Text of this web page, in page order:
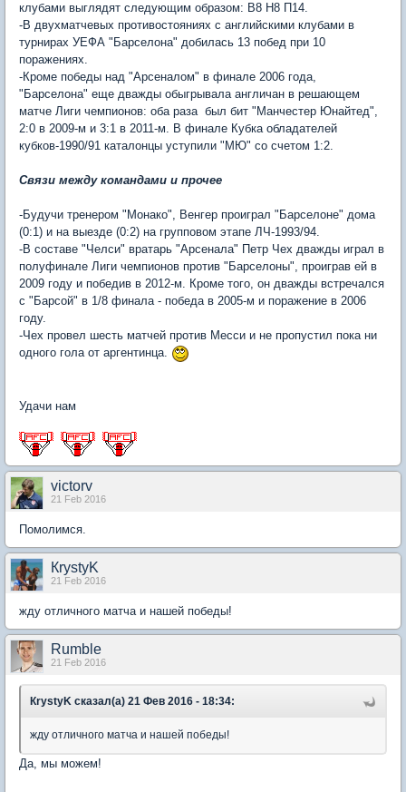
клубами выглядят следующим образом: В8 Н8 П14.
-В двухматчевых противостояниях с английскими клубами в
турнирах УЕФА "Барселона" добилась 13 побед при 10
поражениях.
-Кроме победы над "Арсеналом" в финале 2006 года,
"Барселона" еще дважды обыгрывала англичан в решающем
матче Лиги чемпионов: оба раза был бит "Манчестер Юнайтед",
2:0 в 2009-м и 3:1 в 2011-м. В финале Кубка обладателей
кубков-1990/91 каталонцы уступили "МЮ" со счетом 1:2.
Связи между командами и прочее
-Будучи тренером "Монако", Венгер проиграл "Барселоне" дома
(0:1) и на выезде (0:2) на групповом этапе ЛЧ-1993/94.
-В составе "Челси" вратарь "Арсенала" Петр Чех дважды играл в
полуфинале Лиги чемпионов против "Барселоны", проиграв ей в
2009 году и победив в 2012-м. Кроме того, он дважды встречался
с "Барсой" в 1/8 финала - победа в 2005-м и поражение в 2006
году.
-Чех провел шесть матчей против Месси и не пропустил пока ни
одного гола от аргентинца.
Удачи нам
victorv
21 Feb 2016
Помолимся.
КrystyK
21 Feb 2016
жду отличного матча и нашей победы!
Rumble
21 Feb 2016
КrystyK сказал(а) 21 Фев 2016 - 18:34:
жду отличного матча и нашей победы!
Да, мы можем!